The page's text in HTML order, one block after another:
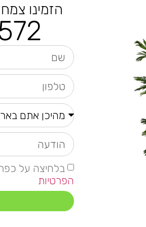
הזמינו
בלחיצה על
הפרטיות